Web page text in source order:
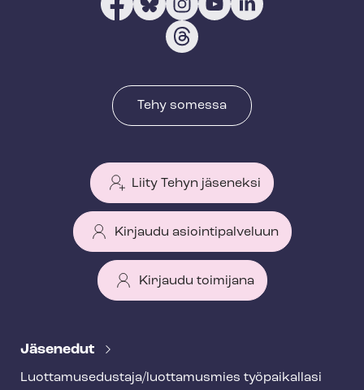
Tehy somessa
Liity Tehyn jäseneksi
Kirjaudu asiointipalveluun
Kirjaudu toimijana
e
Jäsenedut
Luot­ta­muse­dus­ta­ja/luottamusmies työpaikallasi